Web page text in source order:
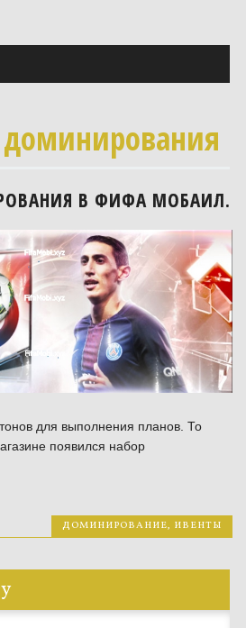
В ФИФА МОБАИЛ.
для выполнения планов. То
появился набор
ДОМИНИРОВАНИЕ, ИВЕНТЫ